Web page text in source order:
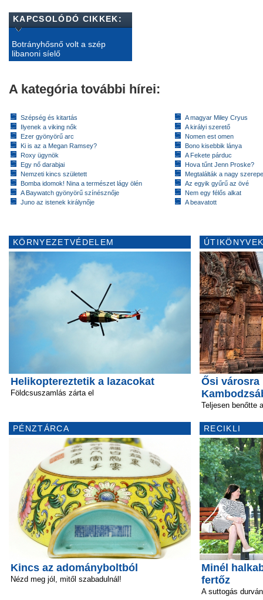
KAPCSOLÓDÓ CIKKEK:
Botrányhősnő volt a szép
libanoni síelő
A kategória további hírei:
Szépség és kitartás
Ilyenek a viking nők
Ezer gyönyörű arc
Ki is az a Megan Ramsey?
Roxy ügynök
Egy nő darabjai
Nemzeti kincs született
Bomba idomok! Nina a természet lágy ölén
A Baywatch gyönyörű színésznője
Juno az istenek királynője
A magyar Miley Cryus
A királyi szerető
Nomen est omen
Bono kisebbik lánya
A Fekete párduc
Hova tűnt Jenn Proske?
Megtalálták a nagy
Az egyik gyűrű az övé
Nem egy félős alkat
A beavatott
KÖRNYEZETVÉDELEM
Helikoptereztetik a lazacokat
Földcsuszamlás zárta el
PÉNZTÁRCA
Kincs az adományboltból
Nézd meg jól, mitől szabadulnál!
Ősi városra
Teljesen benőtte
RECIKLI
Minél
fertőz
A suttogás